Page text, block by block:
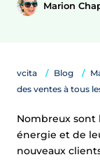
Marion
vcita Blog
des ventes à tous
Nombreux sont
énergie et de
nouveaux